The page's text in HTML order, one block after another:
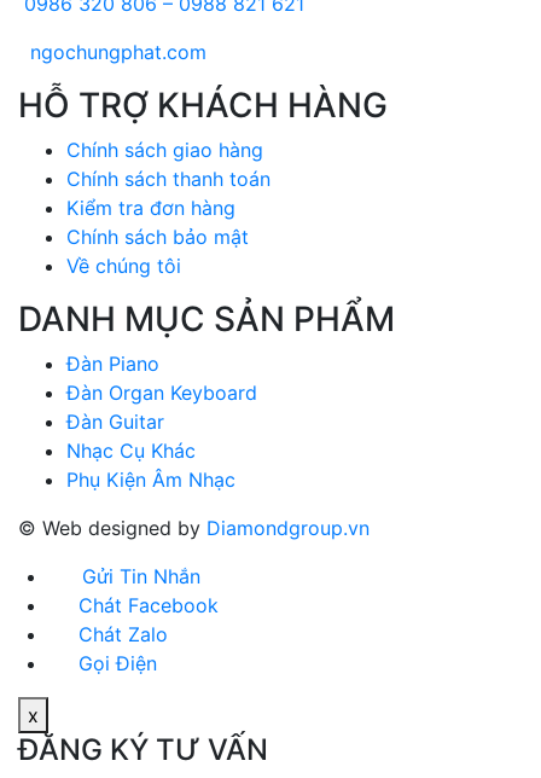
ngochungphat.com
HỖ TRỢ KHÁCH HÀNG
Chính sách giao hàng
Chính sách thanh toán
Kiểm tra đơn hàng
Chính sách bảo mật
Về chúng tôi
DANH MỤC SẢN PHẨM
Đàn Piano
Đàn Organ Keyboard
Đàn Guitar
Nhạc Cụ Khác
Phụ Kiện Âm Nhạc
© Web designed by Diamondgroup.vn
Gửi Tin Nhắn
Chát Facebook
Chát Zalo
Gọi Điện
x
ĐĂNG KÝ TƯ VẤN